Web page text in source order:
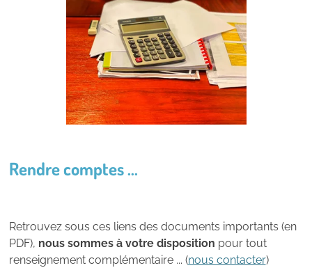
Rendre comptes ...
Retrouvez sous ces liens des documents importants (en
PDF), nous sommes à votre disposition pour tout
renseignement complémentaire ... (nous contacter)